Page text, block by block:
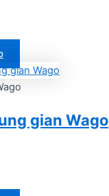
gian Wago